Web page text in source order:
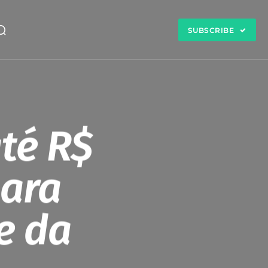
SUBSCRIBE
R$
da